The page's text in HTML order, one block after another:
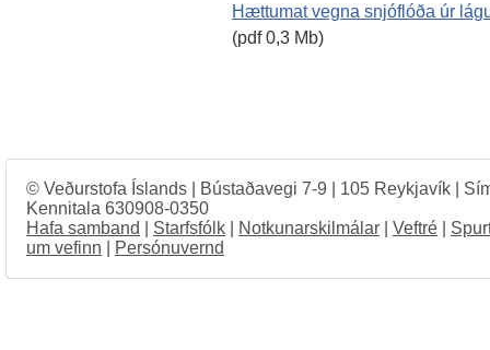
Hættumat vegna snjóflóða úr
(pdf 0,3 Mb)
© Veðurstofa Íslands | Bústaðavegi 7-9 | 105 Reykjavík |
Kennitala 630908-0350
Hafa samband
Starfsfólk Notkunarskilmálar Veftré
um vefinn
Persónuvernd